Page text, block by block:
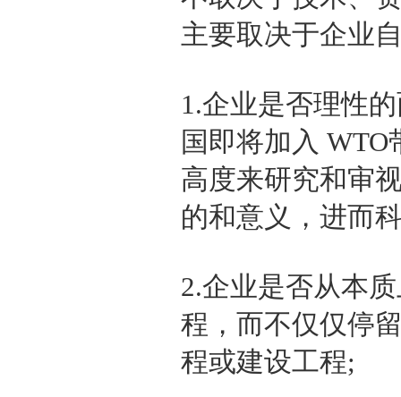
主要取决于企业
1.企业是否理性
国即将加入
高度来研究和审
的和意义，进而
2.企业是否从本
程，而不仅仅停
程或建设工程;